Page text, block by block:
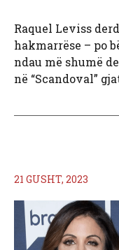
Raquel Leviss
hakmarrëse – po
ndau më shumë
në “Scandoval”
21 GUSHT, 2023